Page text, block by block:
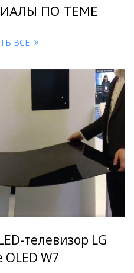
ПО ТЕМЕ
ВСЕ
телевизор LG
W7